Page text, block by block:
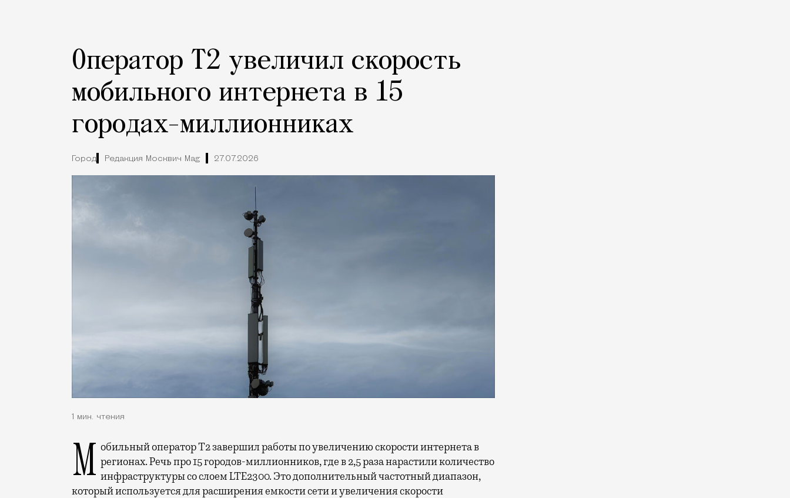
Оператор Т2 увеличил скорость
мобильного интернета в 15
городах-миллионниках
Город Редакция Москвич Mag 27.07.2026
1 мин. чтения
Мобильный оператор Т2 завершил работы по увеличению скорости интернета в регионах. Речь про 15 городов-миллионников, где в 2,5 раза нарастили количество
инфраструктуры со слоем LTE2300. Это дополнительный частотный диапазон,
который используется для расширения емкости сети и увеличения скорости